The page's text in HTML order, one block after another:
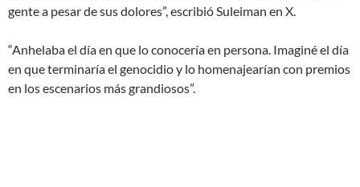
gente a pesar de sus dolores”, escribió Suleiman en X.
“Anhelaba el día en que lo conocería en persona. Imaginé el día
en que terminaría el genocidio y lo homenajearían con premios
en los escenarios más grandiosos”.